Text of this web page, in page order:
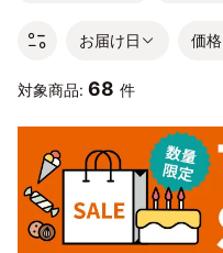
お届け日 価格
対象商品: 68 件